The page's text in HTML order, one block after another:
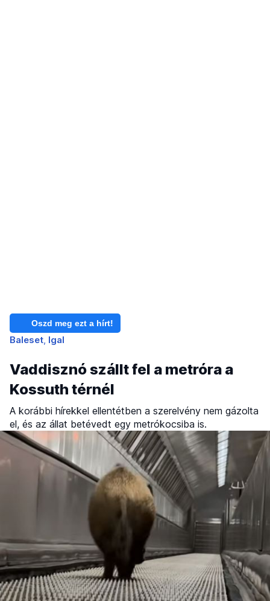
Oszd meg ezt a hírt!
Baleset Igal
Vaddisznó szállt fel a metróra a
Kossuth térnél
A korábbi hírekkel ellentétben a szerelvény nem gázolta
el, és az állat betévedt egy metrókocsiba is.